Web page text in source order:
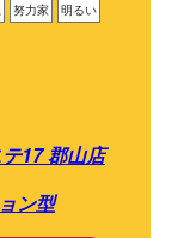
努力家 明るい
17 郡山店
ン型